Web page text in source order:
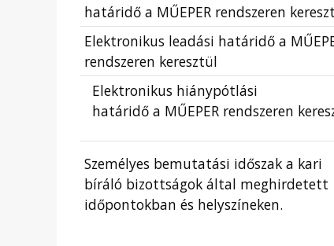
határidő a MŰEPER rendszeren
Elektronikus leadási határidő a
rendszeren keresztül
Elektronikus hiánypótlási
határidő a MŰEPER rendszeren
Személyes bemutatási időszak a kari
bíráló bizottságok által meghirdetett
időpontokban és helyszíneken.